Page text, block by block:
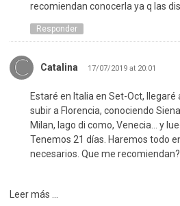
recomiendan conocerla ya q las
Responder
Catalina 17/07/2019 at 20:01
Estaré en Italia en Set-Oct,
subir a Florencia, conociendo
Milan, lago di como, Venecia… y
Tenemos 21 días. Haremos todo
necesarios. Que me
Leer más ...